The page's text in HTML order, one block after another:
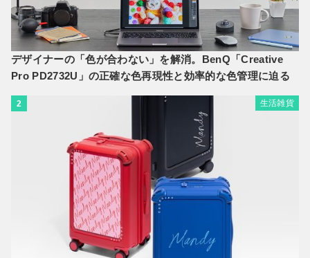
デザイナーの「色が合わない」を解消。BenQ「Creative
Pro PD2732U」の正確な色再現性と効率的な色管理に迫る
2 生活雑貨